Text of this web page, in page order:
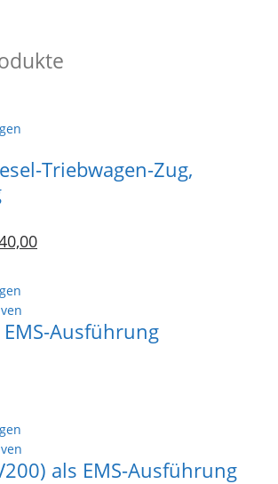
Triebwagen-Zug,
EMS-Ausführung
als EMS-Ausführung